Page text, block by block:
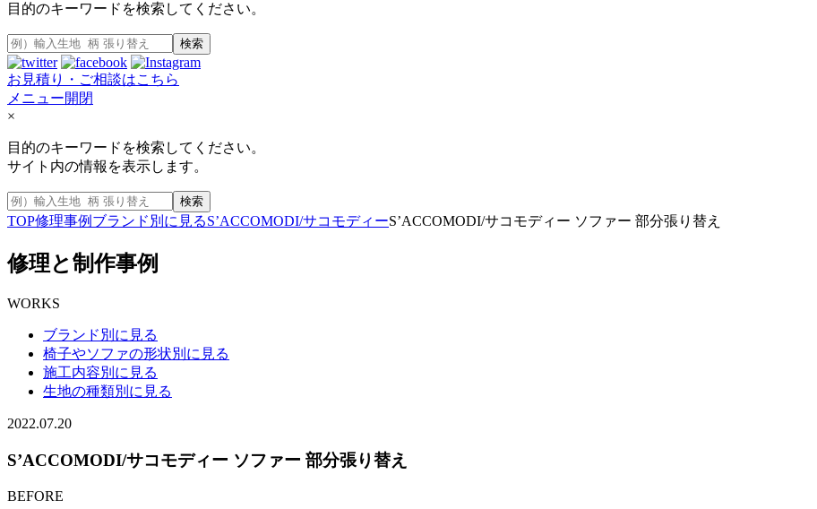
目的のキーワードを検索してください。
検索
お見積り・ご相談はこちら
メニュー開閉
×
目的のキーワードを検索してください。
サイト内の情報を表示します。
検索
TOP修理事例 ブランド別に見るS’ACCOMODI/サコモディーS’ACCOMODI/サコモディー ソファー 部分張り替え
修理と制作事例
WORKS
ブランド別に見る
椅子やソファの形状別に見る
施工内容別に見る
生地の種類別に見る
2022.07.20
S’ACCOMODI/サコモディー ソファー 部分張り替え
BEFORE